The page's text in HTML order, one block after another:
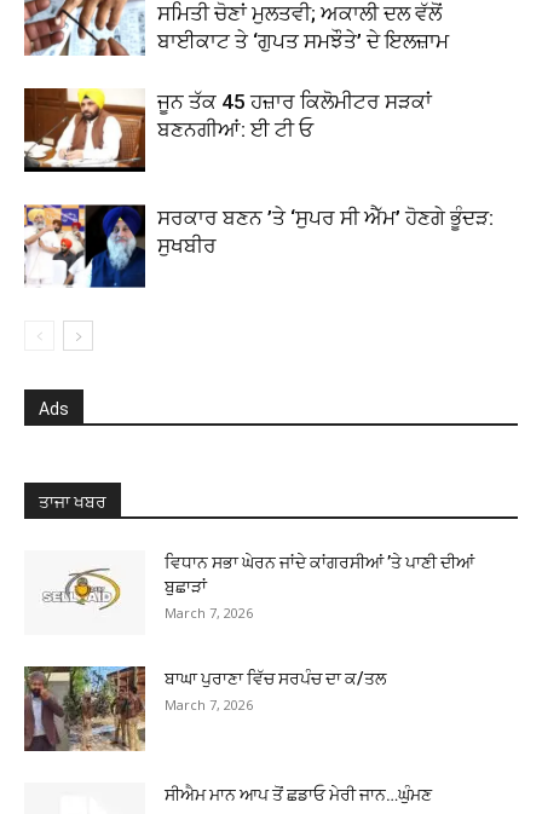
ਸਮਿਤੀ ਚੋਣਾਂ ਮੁਲਤਵੀ; ਅਕਾਲੀ ਦਲ ਵੱਲੋਂ
ਬਾਈਕਾਟ ਤੇ ‘ਗੁਪਤ ਸਮਝੌਤੇ’ ਦੇ ਇਲਜ਼ਾਮ
ਜੂਨ ਤੱਕ 45 ਹਜ਼ਾਰ ਕਿਲੋਮੀਟਰ ਸੜਕਾਂ
ਬਣਨਗੀਆਂ: ਈ ਟੀ ਓ
ਸਰਕਾਰ ਬਣਨ ’ਤੇ ‘ਸੁਪਰ ਸੀ ਐੱਮ’ ਹੋਣਗੇ ਭੂੰਦੜ:
ਸੁਖਬੀਰ
Ads
ਤਾਜਾ ਖਬਰ
ਵਿਧਾਨ ਸਭਾ ਘੇਰਨ ਜਾਂਦੇ ਕਾਂਗਰਸੀਆਂ ’ਤੇ ਪਾਣੀ ਦੀਆਂ
ਬੁਛਾੜਾਂ
March 7, 2026
ਬਾਘਾ ਪੁਰਾਣਾ ਵਿੱਚ ਸਰਪੰਚ ਦਾ ਕ/ਤਲ
March 7, 2026
ਸੀਐਮ ਮਾਨ ਆਪ ਤੋਂ ਛਡਾਓ ਮੇਰੀ ਜਾਨ…ਘੁੰਮਣ